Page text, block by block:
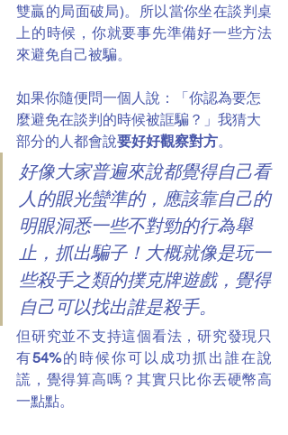
雙贏的局面破局)。所以當你坐在談判桌
上的時候，你就要事先準備好一些方法
來避免自己被騙。
如果你隨便問一個人說：「你認為要怎
麼避免在談判的時候被誆騙？」我猜大
部分的人都會說要好好觀察對方。
好像大家普遍來說都覺得自己看
人的眼光蠻準的，應該靠自己的
明眼洞悉一些不對勁的行為舉
止，抓出騙子！大概就像是玩一
些殺手之類的撲克牌遊戲，覺得
自己可以找出誰是殺手。
但研究並不支持這個看法，研究發現只
有54%的時候你可以成功抓出誰在說
謊，覺得算高嗎？其實只比你丟硬幣高
一點點。